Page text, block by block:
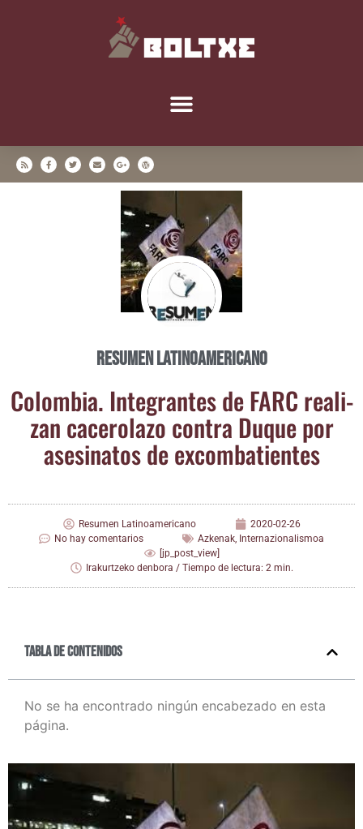
Resumen Latinoamericano
Colom­bia. Inte­gran­tes de FARC rea­li­
zan cace­ro­la­zo con­tra Duque por
ase­si­na­tos de excombatientes
Resumen Latinoamericano
2020-02-26
No hay comentarios
Azkenak, Internazionalismoa
[jp_post_view]
Irakurtzeko denbora / Tiempo de lectura: 2 min.
Tabla de contenidos
No se ha encontrado ningún encabezado en esta
página.